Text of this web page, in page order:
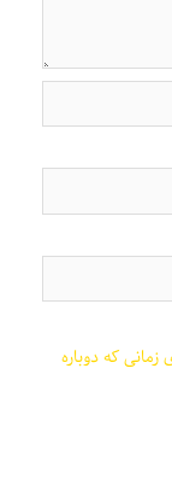
که دوباره